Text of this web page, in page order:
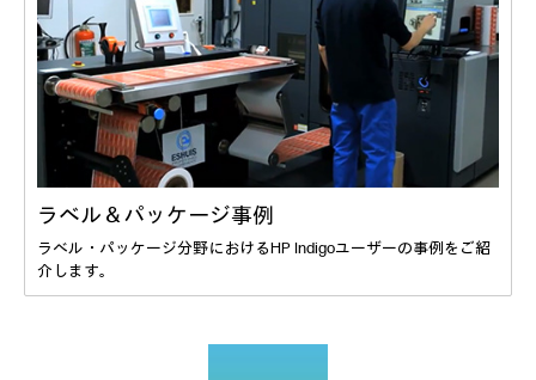
ラベル＆パッケージ事例
ラベル・パッケージ分野におけるHP Indigoユーザーの事例をご紹
介します。